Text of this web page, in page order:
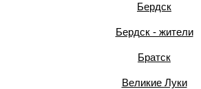
Бердск
Бердск - жители
Братск
Великие Луки